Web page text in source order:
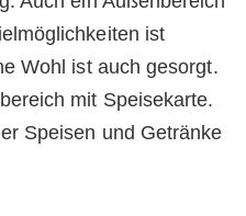
ist
Wohl ist auch gesorgt.
mit Speisekarte.
Speisen und Getränke